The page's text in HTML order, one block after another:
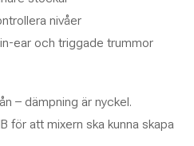
nivåer
ear och triggade trummor
– dämpning är nyckel.
för att mixern ska kunna skapa